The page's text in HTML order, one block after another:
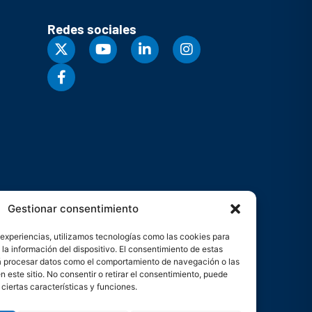
Gestionar consentimiento
utilizamos tecnologías como las cookies para
información del dispositivo. El consentimiento de estas
datos como el comportamiento de navegación o las
este sitio. No consentir o retirar el consentimiento, puede
características y funciones.
Redes sociales